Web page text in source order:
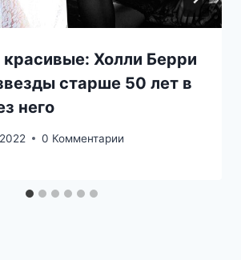
Холли Берри
старше 50 лет в
него
0 Комментарии